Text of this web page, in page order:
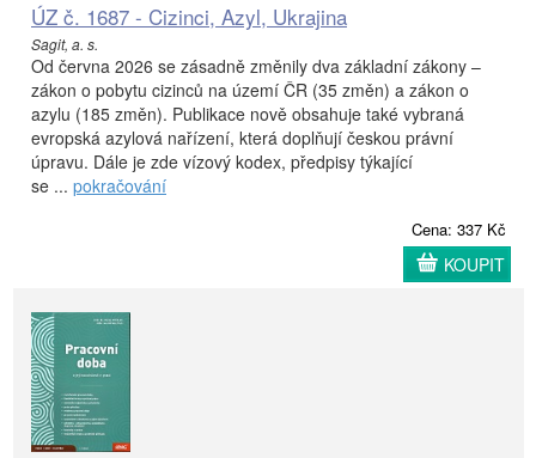
ÚZ č. 1687 - Cizinci, Azyl, Ukrajina
Sagit, a. s.
Od června 2026 se zásadně změnily dva základní zákony –
zákon o pobytu cizinců na území ČR (35 změn) a zákon o
azylu (185 změn). Publikace nově obsahuje také vybraná
evropská azylová nařízení, která doplňují českou právní
úpravu. Dále je zde vízový kodex, předpisy týkající
se ... pokračování
Cena: 337 Kč
KOUPIT